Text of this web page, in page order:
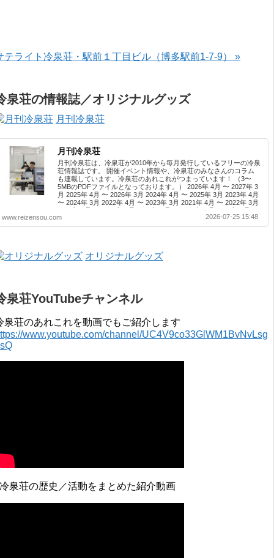
テライト冷泉荘・駅前１丁目ビル（博多駅前1-7-9） »
泉荘の情報誌／オリジナルグッズ
月刊冷泉荘
月刊冷泉荘
月刊冷泉荘は、冷泉荘が2010年から毎月発行しているフリーの冷泉
荘情報誌です。 開催イベント情報や、冷泉荘のみなさんのコラム
も連載しています。冷泉荘のあれこれがつまっています！ （3〜
5MBのPDFファイルとなっております。） 2026年 4月 〜 2027年 3
月 2025年 4月 〜 2026年 3月 2024年 4月 〜 2025年 3月 2023年 4月
〜 2024年 3月 2022年 4月 〜 2023年 3月 2021年 4月 〜 2022年 3月
2019年 3月 2017年 4月 〜 2018年 3月 2016年 4月 〜 2017年 3月
2015年 4月 〜 2016年 3月 2014年 4月 〜 2015年 3月 2013...
www.reizensou.com 2026-07-25 15:48
オリジナルグッズ
泉荘YouTubeチャンネル
泉荘のあれこれを動画でもご紹介します
www.youtube.com/channel/UC4V9co33GlWM1BvNvLsg
泉荘の歴史／活動をまとめた紹介動画